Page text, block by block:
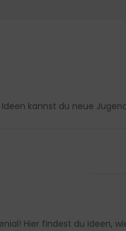
kannst du neue
Hier findest du Ideen,